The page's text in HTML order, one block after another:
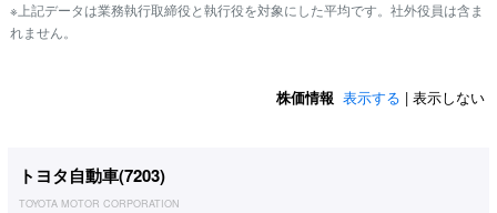
※上記データは業務執行取締役と執行役を対象にした平均です。社外役員は含ま
れません。
株価情報 表示する | 表示しない
トヨタ自動車(7203)
TOYOTA MOTOR CORPORATION